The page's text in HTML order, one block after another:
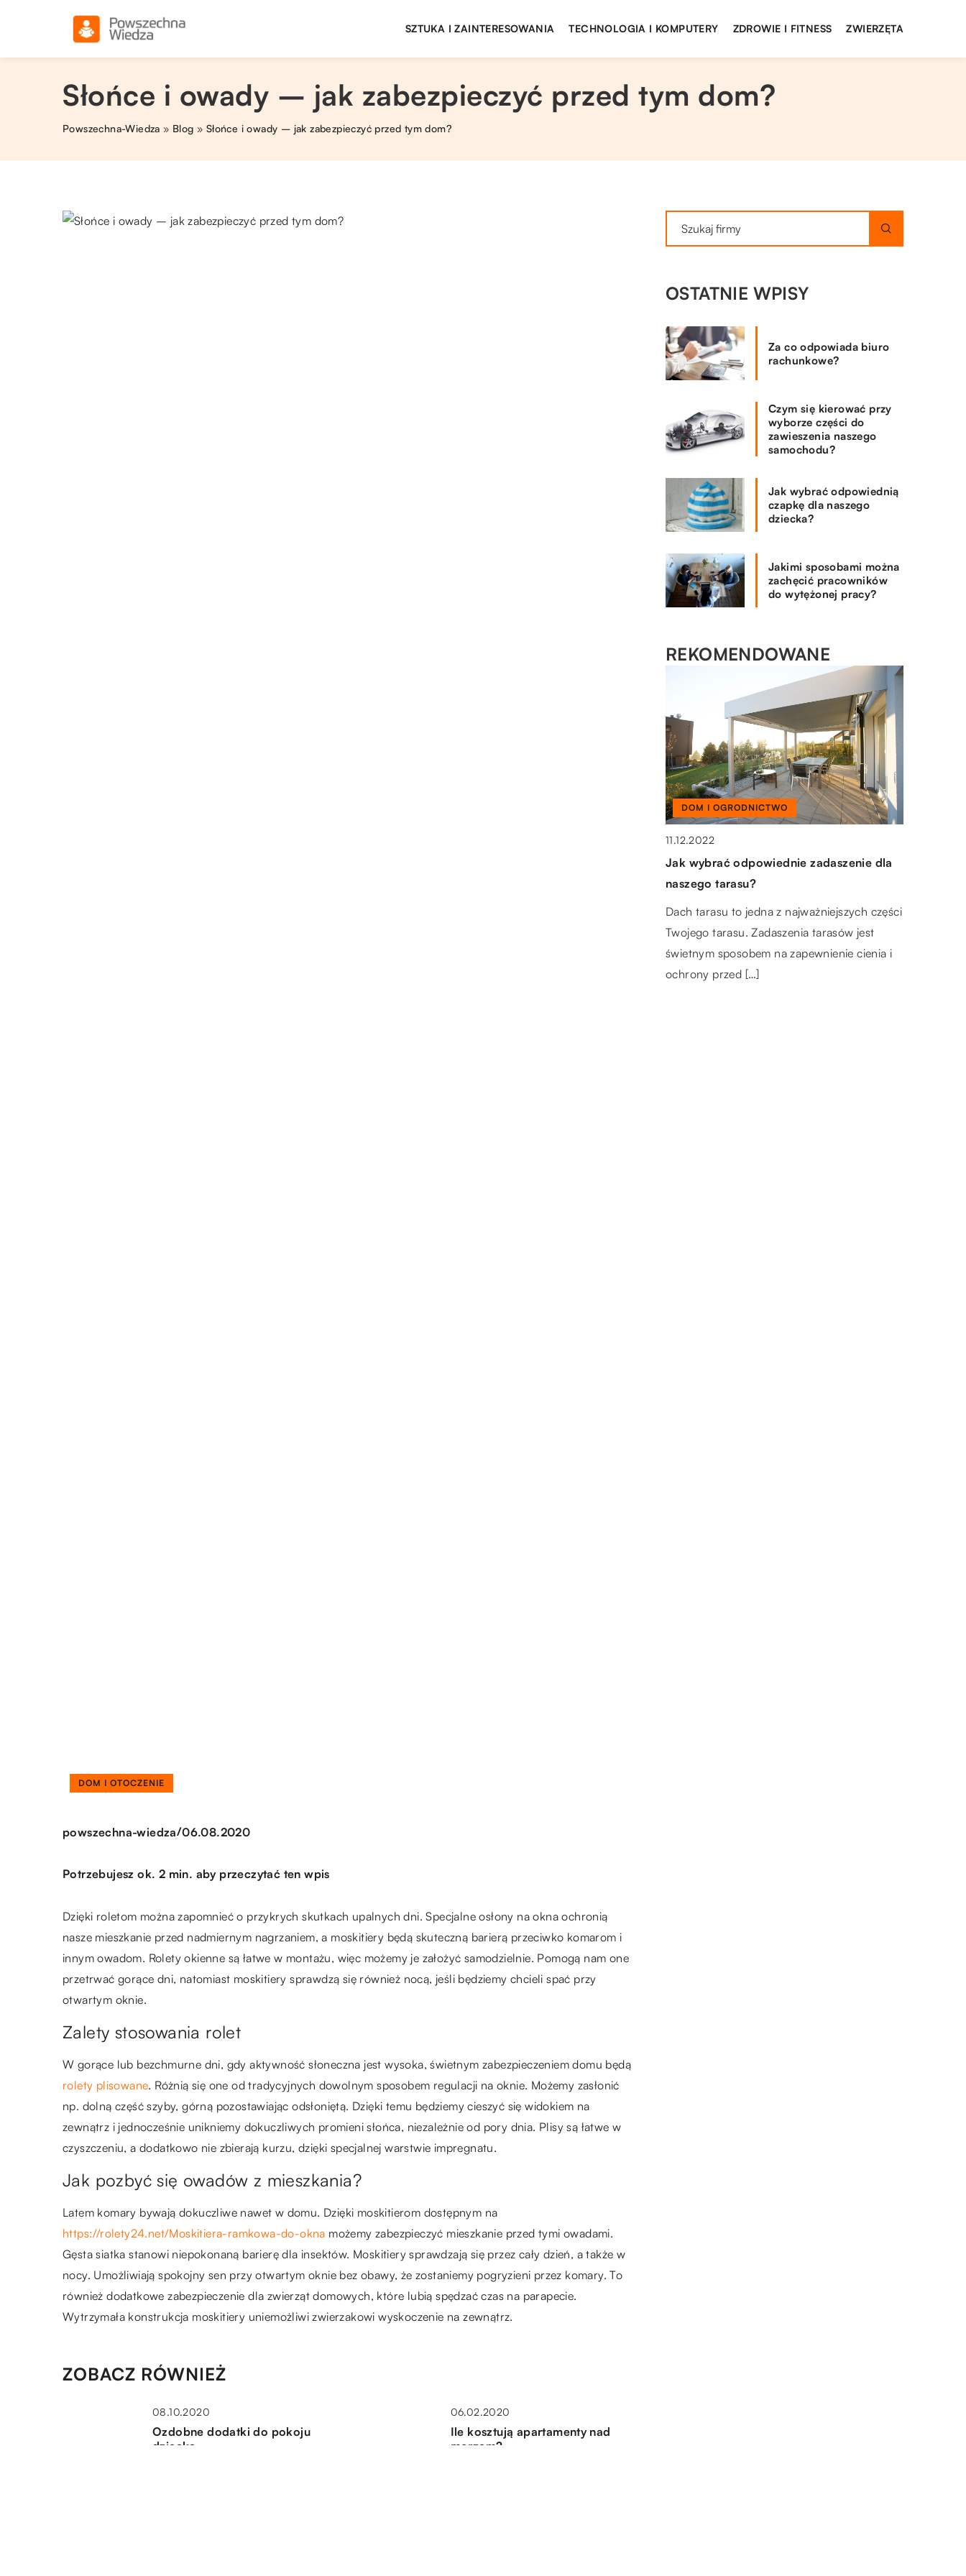
SZTUKA I ZAINTERESOWANIA TECHNOLOGIA I KOMPUTERY ZDROWIE I FITNESS ZWIERZĘTA
Słońce i owady – jak zabezpieczyć przed tym dom?
Powszechna-Wiedza » Blog » Słońce i owady – jak zabezpieczyć przed tym dom?
DOM I OTOCZENIE
powszechna-wiedza/06.08.2020
Potrzebujesz ok. 2 min. aby przeczytać ten wpis
Dzięki roletom można zapomnieć o przykrych skutkach upalnych dni. Specjalne osłony na okna ochronią
nasze mieszkanie przed nadmiernym nagrzaniem, a moskitiery będą skuteczną barierą przeciwko komarom i
innym owadom. Rolety okienne są łatwe w montażu, więc możemy je założyć samodzielnie. Pomogą nam one
przetrwać gorące dni, natomiast moskitiery sprawdzą się również nocą, jeśli będziemy chcieli spać przy
otwartym oknie.
Zalety stosowania rolet
W gorące lub bezchmurne dni, gdy aktywność słoneczna jest wysoka, świetnym zabezpieczeniem domu będą
rolety plisowane. Różnią się one od tradycyjnych dowolnym sposobem regulacji na oknie. Możemy zasłonić
np. dolną część szyby, górną pozostawiając odsłoniętą. Dzięki temu będziemy cieszyć się widokiem na
zewnątrz i jednocześnie unikniemy dokuczliwych promieni słońca, niezależnie od pory dnia. Plisy są łatwe w
czyszczeniu, a dodatkowo nie zbierają kurzu, dzięki specjalnej warstwie impregnatu.
Jak pozbyć się owadów z mieszkania?
Latem komary bywają dokuczliwe nawet w domu. Dzięki moskitierom dostępnym na
https://rolety24.net/Moskitiera-ramkowa-do-okna możemy zabezpieczyć mieszkanie przed tymi owadami.
Gęsta siatka stanowi niepokonaną barierę dla insektów. Moskitiery sprawdzają się przez cały dzień, a także w
nocy. Umożliwiają spokojny sen przy otwartym oknie bez obawy, że zostaniemy pogryzieni przez komary. To
również dodatkowe zabezpieczenie dla zwierząt domowych, które lubią spędzać czas na parapecie.
Wytrzymała konstrukcja moskitiery uniemożliwi zwierzakowi wyskoczenie na zewnątrz.
ZOBACZ RÓWNIEŻ
08.10.2020
Ozdobne dodatki do pokoju
dziecka
06.02.2020
Ile kosztują apartamenty nad
morzem?
OSTATNIE WPISY
Za co odpowiada biuro
rachunkowe?
Czym się kierować przy
wyborze części do
zawieszenia naszego
samochodu?
Jak wybrać odpowiednią
czapkę dla naszego
dziecka?
Jakimi sposobami można
zachęcić pracowników
do wytężonej pracy?
REKOMENDOWANE
BUDOWLANKA
03.07.2022
Dlaczego węgiel jest tak popularnym
paliwem kopalnym?
Węgiel jest paliwem kopalnym, które
powstaje w wyniku zagęszczenia martwej
materii roślinnej. Może być spalany w
elektrowni do produkcji energii […]
DOM I OGRODNICTWO
11.12.2022
Jak wybrać odpowiednie zadaszenie dla
naszego tarasu?
Dach tarasu to jedna z najważniejszych części
Twojego tarasu. Zadaszenia tarasów jest
świetnym sposobem na zapewnienie cienia i
ochrony przed […]
LAJFSTAJL
20.11.2019
Jak ubrać świadka na ślub?
Wyróżnienie, jakim jest bycie świadkiem w
najważniejszym dla pary młodej dniu, to
wielka odpowiedzialność. Z reguły oznacza
to, że młodzi […]